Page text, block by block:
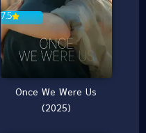
7.5
Once We Were Us
(2025)